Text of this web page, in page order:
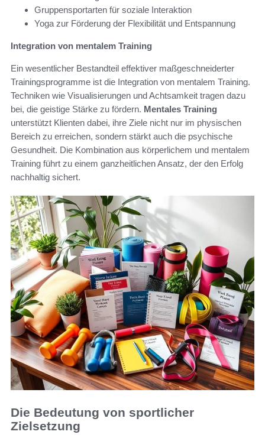
Gruppensportarten für soziale Interaktion
Yoga zur Förderung der Flexibilität und Entspannung
Integration von mentalem Training
Ein wesentlicher Bestandteil effektiver maßgeschneiderter
Trainingsprogramme ist die Integration von mentalem Training.
Techniken wie Visualisierungen und Achtsamkeit tragen dazu
bei, die geistige Stärke zu fördern. Mentales Training
unterstützt Klienten dabei, ihre Ziele nicht nur im physischen
Bereich zu erreichen, sondern stärkt auch die psychische
Gesundheit. Die Kombination aus körperlichem und mentalem
Training führt zu einem ganzheitlichen Ansatz, der den Erfolg
nachhaltig sichert.
Die Bedeutung von sportlicher
Zielsetzung